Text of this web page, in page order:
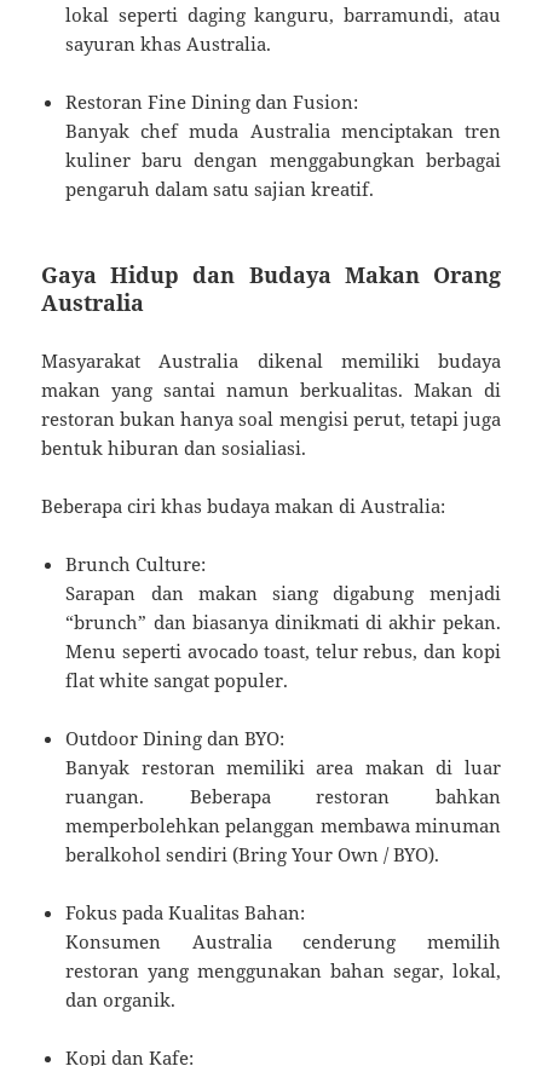
lokal seperti daging kanguru, barramundi, atau
sayuran khas Australia.
Restoran Fine Dining dan Fusion:
Banyak chef muda Australia menciptakan tren
kuliner baru dengan menggabungkan berbagai
pengaruh dalam satu sajian kreatif.
Gaya Hidup dan Budaya Makan Orang
Australia
Masyarakat Australia dikenal memiliki budaya
makan yang santai namun berkualitas. Makan di
restoran bukan hanya soal mengisi perut, tetapi juga
bentuk hiburan dan sosialiasi.
Beberapa ciri khas budaya makan di Australia:
Brunch Culture:
Sarapan dan makan siang digabung menjadi
“brunch” dan biasanya dinikmati di akhir pekan.
Menu seperti avocado toast, telur rebus, dan kopi
flat white sangat populer.
Outdoor Dining dan BYO:
Banyak restoran memiliki area makan di luar
ruangan. Beberapa restoran bahkan
memperbolehkan pelanggan membawa minuman
beralkohol sendiri (Bring Your Own / BYO).
Fokus pada Kualitas Bahan:
Konsumen Australia cenderung memilih
restoran yang menggunakan bahan segar, lokal,
dan organik.
Kopi dan Kafe: